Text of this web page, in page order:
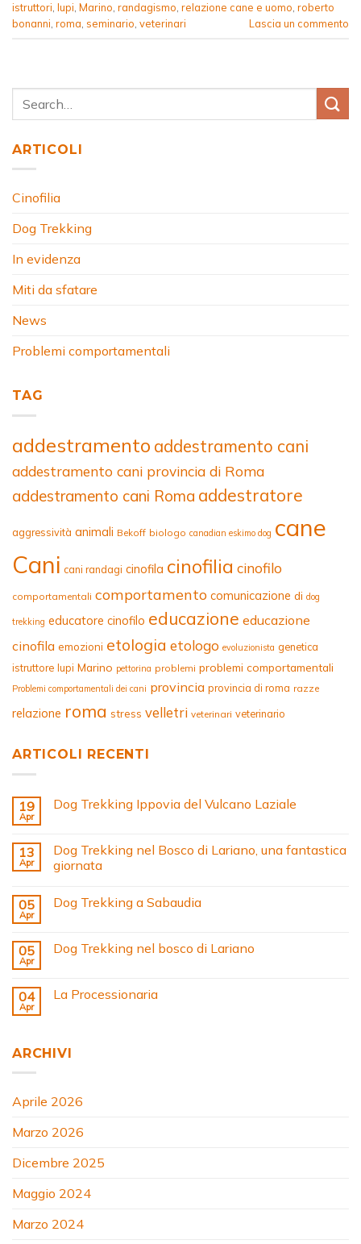
istruttori lupi Marino randagismo relazione cane e uomo roberto
bonanni roma seminario veterinari Lascia un commento
ARTICOLI
Cinofilia
Dog Trekking
In evidenza
Miti da sfatare
News
Problemi comportamentali
TAG
addestramento addestramento cani
addestramento cani provincia di Roma
addestramento cani Roma addestratore
aggressività animali Bekoff biologo canadian eskimo dog cane
Cani cani randagi cinofila cinofilia cinofilo
comportamentali comportamento comunicazione di dog
trekking educatore cinofilo educazione educazione
cinofila emozioni etologia etologo evoluzionista genetica
istruttore lupi Marino pettorina problemi problemi comportamentali
Problemi comportamentali dei cani provincia provincia di roma razze
relazione roma stress velletri veterinari veterinario
ARTICOLI RECENTI
19
Apr
Dog Trekking Ippovia del Vulcano Laziale
13
Apr
Dog Trekking nel Bosco di Lariano, una fantastica
giornata
05
Apr
Dog Trekking a Sabaudia
05
Apr
Dog Trekking nel bosco di Lariano
04
Apr
La Processionaria
ARCHIVI
Aprile 2026
Marzo 2026
Dicembre 2025
Maggio 2024
Marzo 2024